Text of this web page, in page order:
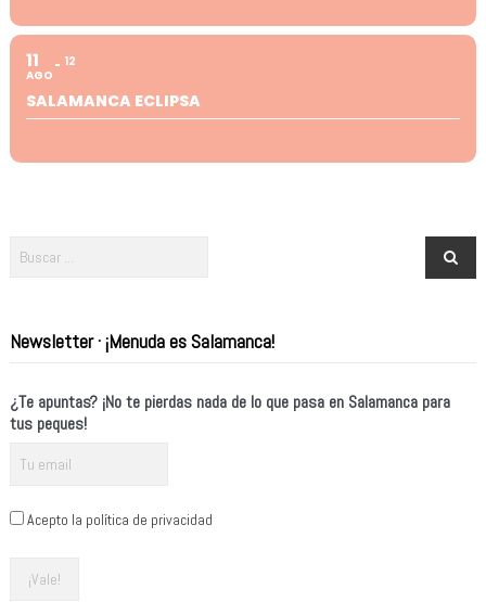
11
AGO
12
SALAMANCA ECLIPSA
Newsletter · ¡Menuda es Salamanca!
¿Te apuntas? ¡No te pierdas nada de lo que pasa en Salamanca para
tus peques!
Acepto la política de privacidad